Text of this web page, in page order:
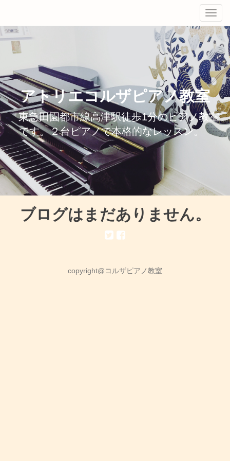
アトリエコルザピアノ教室
東急田園都市線高津駅徒歩1分のピアノ教室
です。２台ピアノで本格的なレッスン。
ブログはまだありません。
copyright@コルザピアノ教室